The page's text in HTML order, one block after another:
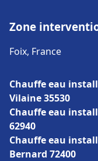
Zone
Foix, France
Chauffe eau
Vilaine 35530
Chauffe eau
62940
Chauffe eau
Bernard 72400